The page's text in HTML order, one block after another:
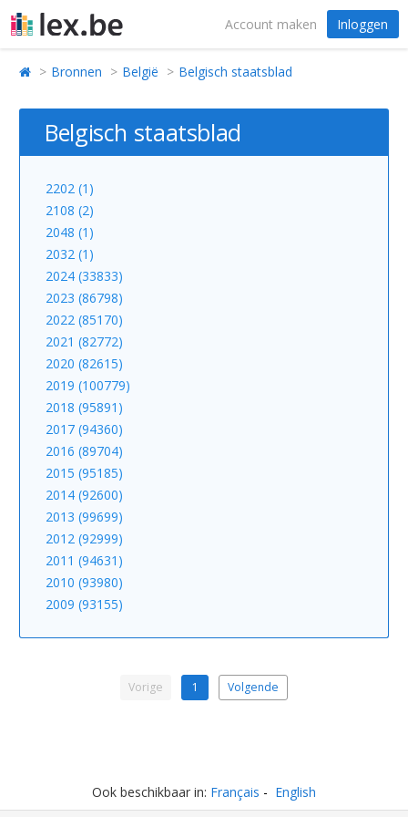
Account maken Inloggen
Bronnen België Belgisch staatsblad
Belgisch staatsblad
2202 (1)
2108 (2)
2048 (1)
2032 (1)
2024 (33833)
2023 (86798)
2022 (85170)
2021 (82772)
2020 (82615)
2019 (100779)
2018 (95891)
2017 (94360)
2016 (89704)
2015 (95185)
2014 (92600)
2013 (99699)
2012 (92999)
2011 (94631)
2010 (93980)
2009 (93155)
Vorige 1 Volgende
Ook beschikbaar in: Français English